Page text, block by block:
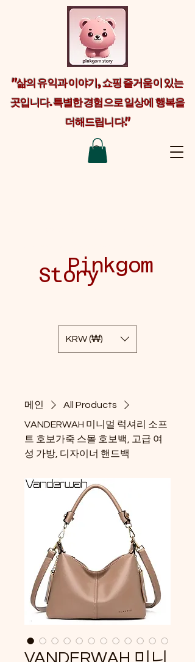
KRW (₩)
Pinkgom
Story
"삶의 유익과 이야기, 쇼핑 즐거움이 있는
곳입니다. 특별한 경험으로 일상에 행복을
더해드립니다."
메인
All Products
VANDERWAH 미니멀 럭셔리 소프
트 호보가죽 스몰 호보백, 고급 여
성 가방, 디자이너 핸드백
VANDERWAH 미니